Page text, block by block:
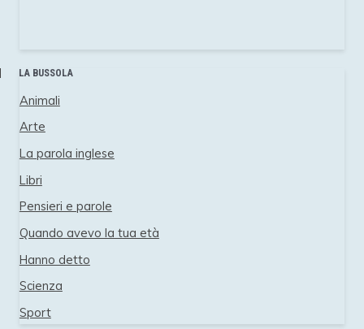
LA BUSSOLA
Animali
Arte
La parola inglese
Libri
Pensieri e parole
Quando avevo la tua età
Hanno detto
Scienza
Sport